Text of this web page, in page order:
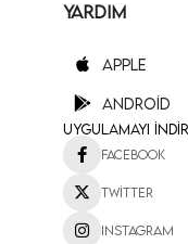
YARDIM
Apple
Android
Uygulamayı
Facebook
Twitter
Instagram